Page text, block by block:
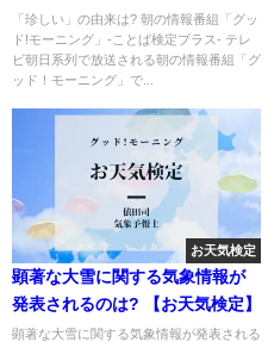
「珍しい」の由来は? 朝の情報番組「グッ
ド!モーニング」-ことば検定プラス- テレ
ビ朝日系列で放送される朝の情報番組「グ
ッド！モーニング」で...
お天気検定
顕著な大雪に関する気象情報が
発表されるのは? 【お天気検定】
顕著な大雪に関する気象情報が発表される